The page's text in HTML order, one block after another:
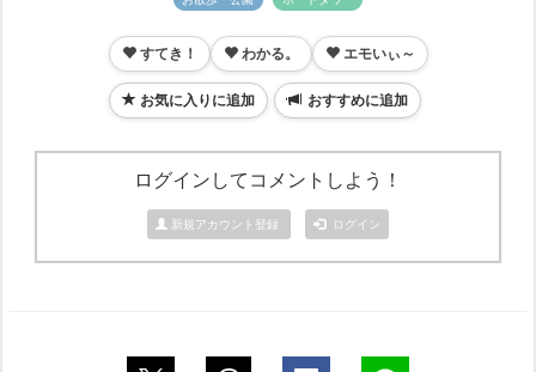
すてき！ わかる。 エモいぃ～
お気に入りに追加 おすすめに追加
ログインしてコメントしよう！
新規アカウント登録 ログイン